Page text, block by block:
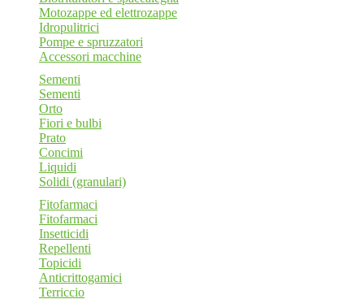
Motozappe ed elettrozappe
Idropulitrici
Pompe e spruzzatori
Accessori macchine
Sementi
Sementi
Orto
Fiori e bulbi
Prato
Concimi
Liquidi
Solidi (granulari)
Fitofarmaci
Fitofarmaci
Insetticidi
Repellenti
Topicidi
Anticrittogamici
Terriccio